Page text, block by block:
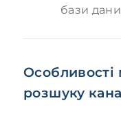
бази
розшуку